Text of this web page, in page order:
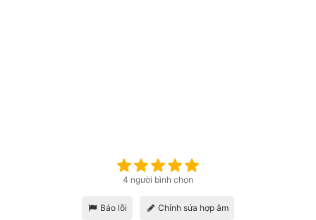
4 người bình chọn
Báo lỗi Chỉnh sửa hợp âm